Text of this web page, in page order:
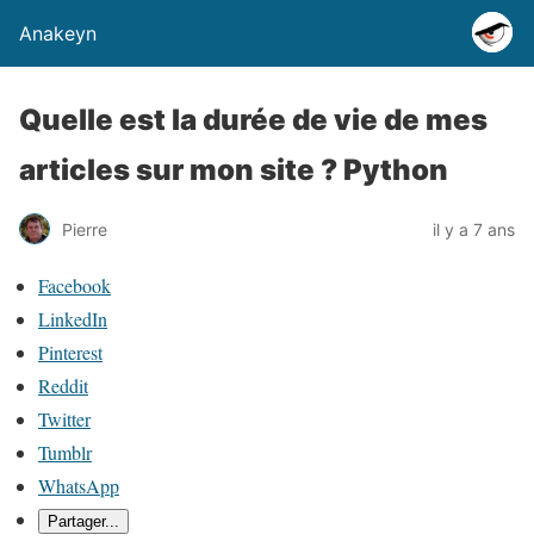
Anakeyn
Quelle est la durée de vie de mes
articles sur mon site ? Python
Pierre il y a 7 ans
P
a
r
t
a
g
e
r
Facebook
LinkedIn
Pinterest
Reddit
Twitter
Tumblr
WhatsApp
Partager...